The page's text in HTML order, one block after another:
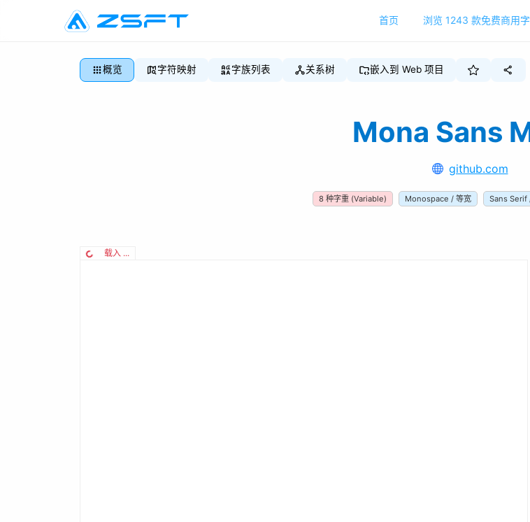
首页 浏览 1243 款免费商用
概览 字符映射 字族列表 关系树 嵌入到 Web 项目
Mona Sans
github.com
8 种字重(Variable) Monospace / 等宽 Sans Serif
载入 ...